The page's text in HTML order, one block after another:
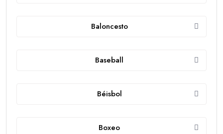
Baloncesto
Baseball
Béisbol
Boxeo